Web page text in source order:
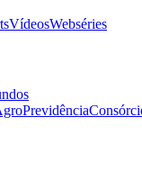
VídeosWebséries
Previdência